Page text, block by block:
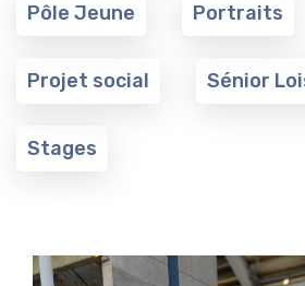
Pôle Jeune Portraits
Projet social Sénior
Stages